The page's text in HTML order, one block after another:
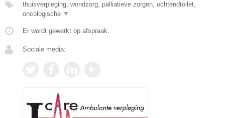
thuisverpleging, wondzorg, palliatieve zorgen, ochtendtoilet,
oncologische ▼
Er wordt gewerkt op afspraak.
Sociale media: